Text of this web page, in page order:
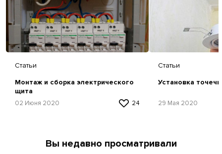
Статьи
Монтаж и сборка электрического
щита
02 Июня 2020 24
Статьи
Установка
29 Мая 2020
Вы недавно просматривали